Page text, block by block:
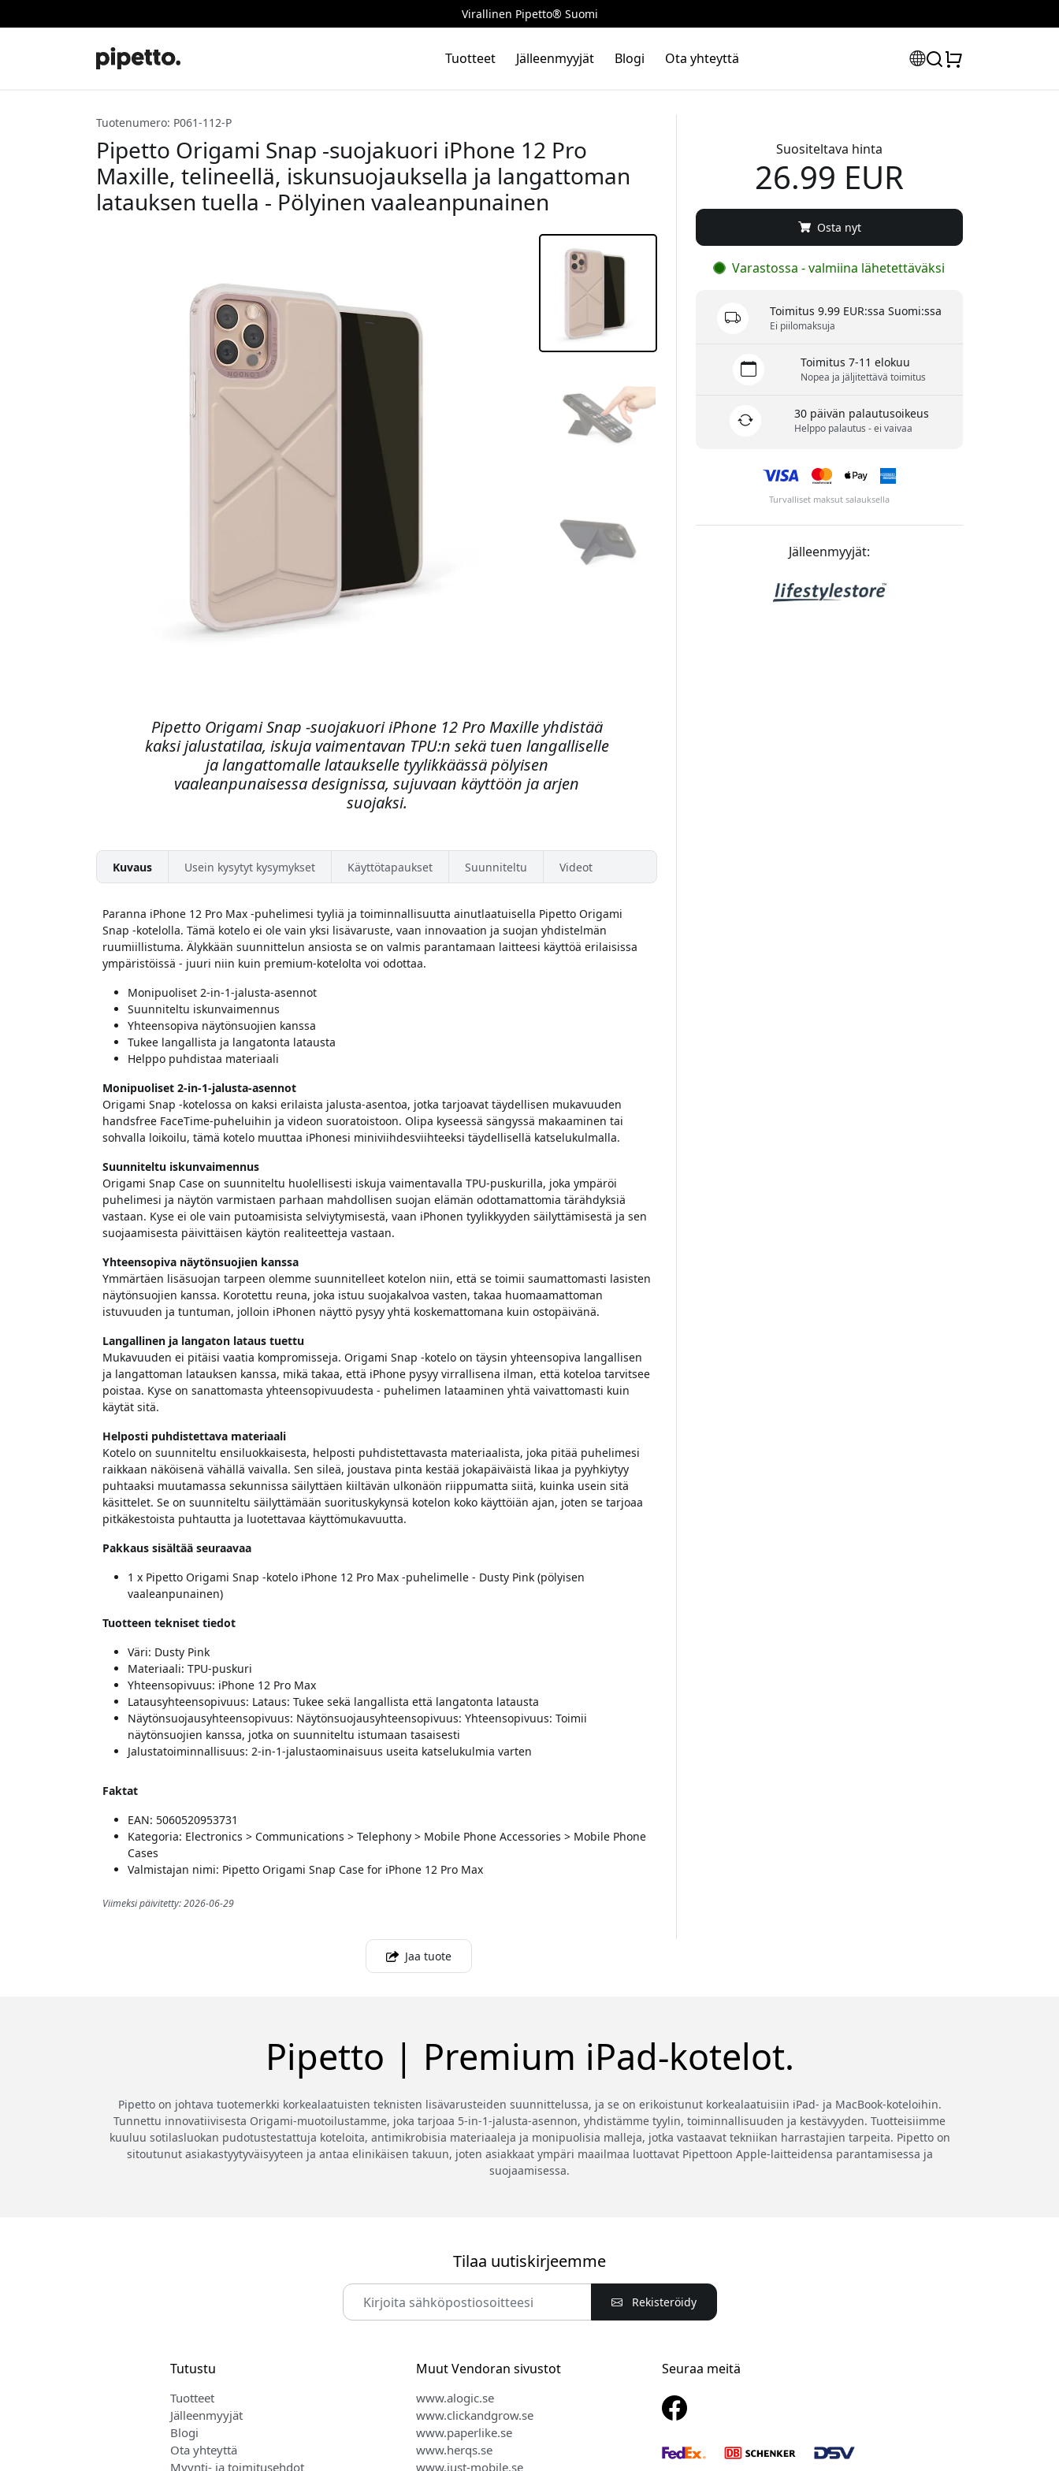
Virallinen Pipetto® Suomi
Tuotteet Jälleenmyyjät Blogi Ota yhteyttä
Tuotenumero: P061-112-P
Pipetto Origami Snap -suojakuori iPhone 12 Pro
Maxille, telineellä, iskunsuojauksella ja langattoman
latauksen tuella - Pölyinen vaaleanpunainen
Pipetto Origami Snap -suojakuori iPhone 12 Pro Maxille yhdistää
kaksi jalustatilaa, iskuja vaimentavan TPU:n sekä tuen langalliselle
ja langattomalle lataukselle tyylikkäässä pölyisen
vaaleanpunaisessa designissa, sujuvaan käyttöön ja arjen
suojaksi.
Kuvaus Usein kysytyt kysymykset Käyttötapaukset Suunniteltu Videot
Paranna iPhone 12 Pro Max -puhelimesi tyyliä ja toiminnallisuutta ainutlaatuisella Pipetto Origami
Snap -kotelolla. Tämä kotelo ei ole vain yksi lisävaruste, vaan innovaation ja suojan yhdistelmän
ruumiillistuma. Älykkään suunnittelun ansiosta se on valmis parantamaan laitteesi käyttöä erilaisissa
ympäristöissä - juuri niin kuin premium-kotelolta voi odottaa.
Monipuoliset 2-in-1-jalusta-asennot
Suunniteltu iskunvaimennus
Yhteensopiva näytönsuojien kanssa
Tukee langallista ja langatonta latausta
Helppo puhdistaa materiaali
Monipuoliset 2-in-1-jalusta-asennot
Origami Snap -kotelossa on kaksi erilaista jalusta-asentoa, jotka tarjoavat täydellisen mukavuuden
handsfree FaceTime-puheluihin ja videon suoratoistoon. Olipa kyseessä sängyssä makaaminen tai
sohvalla loikoilu, tämä kotelo muuttaa iPhonesi miniviihdesviihteeksi täydellisellä katselukulmalla.
Suunniteltu iskunvaimennus
Origami Snap Case on suunniteltu huolellisesti iskuja vaimentavalla TPU-puskurilla, joka ympäröi
puhelimesi ja näytön varmistaen parhaan mahdollisen suojan elämän odottamattomia tärähdyksiä
vastaan. Kyse ei ole vain putoamisista selviytymisestä, vaan iPhonen tyylikkyyden säilyttämisestä ja sen
suojaamisesta päivittäisen käytön realiteetteja vastaan.
Yhteensopiva näytönsuojien kanssa
Ymmärtäen lisäsuojan tarpeen olemme suunnitelleet kotelon niin, että se toimii saumattomasti lasisten
näytönsuojien kanssa. Korotettu reuna, joka istuu suojakalvoa vasten, takaa huomaamattoman
istuvuuden ja tuntuman, jolloin iPhonen näyttö pysyy yhtä koskemattomana kuin ostopäivänä.
Langallinen ja langaton lataus tuettu
Mukavuuden ei pitäisi vaatia kompromisseja. Origami Snap -kotelo on täysin yhteensopiva langallisen
ja langattoman latauksen kanssa, mikä takaa, että iPhone pysyy virrallisena ilman, että koteloa tarvitsee
poistaa. Kyse on sanattomasta yhteensopivuudesta - puhelimen lataaminen yhtä vaivattomasti kuin
käytät sitä.
Helposti puhdistettava materiaali
Kotelo on suunniteltu ensiluokkaisesta, helposti puhdistettavasta materiaalista, joka pitää puhelimesi
raikkaan näköisenä vähällä vaivalla. Sen sileä, joustava pinta kestää jokapäiväistä likaa ja pyyhkiytyy
puhtaaksi muutamassa sekunnissa säilyttäen kiiltävän ulkonäön riippumatta siitä, kuinka usein sitä
käsittelet. Se on suunniteltu säilyttämään suorituskykynsä kotelon koko käyttöiän ajan, joten se tarjoaa
pitkäkestoista puhtautta ja luotettavaa käyttömukavuutta.
Pakkaus sisältää seuraavaa
1 x Pipetto Origami Snap -kotelo iPhone 12 Pro Max -puhelimelle - Dusty Pink (pölyisen
vaaleanpunainen)
Tuotteen tekniset tiedot
Väri: Dusty Pink
Materiaali: TPU-puskuri
Yhteensopivuus: iPhone 12 Pro Max
Latausyhteensopivuus: Lataus: Tukee sekä langallista että langatonta latausta
Näytönsuojausyhteensopivuus: Näytönsuojausyhteensopivuus: Yhteensopivuus: Toimii
näytönsuojien kanssa, jotka on suunniteltu istumaan tasaisesti
Jalustatoiminnallisuus: 2-in-1-jalustaominaisuus useita katselukulmia varten
Faktat
EAN: 5060520953731
Kategoria: Electronics > Communications > Telephony > Mobile Phone Accessories > Mobile Phone
Cases
Valmistajan nimi: Pipetto Origami Snap Case for iPhone 12 Pro Max
Viimeksi päivitetty: 2026-06-29
Suositeltava hinta
26.99 EUR
Osta nyt
Varastossa - valmiina lähetettäväksi
Toimitus 9.99 EUR:ssa Suomi:ssa
Ei piilomaksuja
Toimitus 7-11 elokuu
Nopea ja jäljitettävä toimitus
30 päivän palautusoikeus
Helppo palautus - ei vaivaa
Turvalliset maksut salauksella
Jälleenmyyjät:
Jaa tuote
Pipetto | Premium iPad-kotelot.
Pipetto on johtava tuotemerkki korkealaatuisten teknisten lisävarusteiden suunnittelussa, ja se on erikoistunut korkealaatuisiin iPad- ja MacBook-koteloihin.
Tunnettu innovatiivisesta Origami-muotoilustamme, joka tarjoaa 5-in-1-jalusta-asennon, yhdistämme tyylin, toiminnallisuuden ja kestävyyden. Tuotteisiimme
kuuluu sotilasluokan pudotustestattuja koteloita, antimikrobisia materiaaleja ja monipuolisia malleja, jotka vastaavat tekniikan harrastajien tarpeita. Pipetto on
sitoutunut asiakastyytyväisyyteen ja antaa elinikäisen takuun, joten asiakkaat ympäri maailmaa luottavat Pipettoon Apple-laitteidensa parantamisessa ja
suojaamisessa.
Tilaa uutiskirjeemme
Rekisteröidy
Tutustu
Tuotteet
Jälleenmyyjät
Blogi
Ota yhteyttä
Myynti- ja toimitusehdot
Muut Vendoran sivustot
www.alogic.se
www.clickandgrow.se
www.paperlike.se
www.herqs.se
www.just-mobile.se
Seuraa meitä